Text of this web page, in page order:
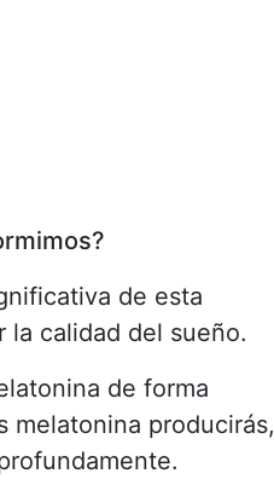
de esta
calidad del sueño.
de forma
melatonina producirás,